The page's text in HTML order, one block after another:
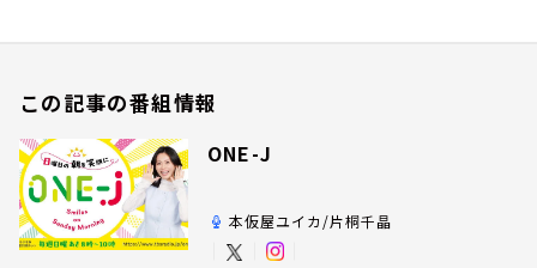
この記事の番組情報
ONE-J
本仮屋ユイカ/片桐千晶